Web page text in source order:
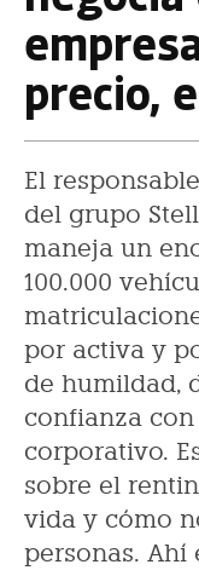
precio,
El
del grupo
maneja un
100.000
por activa y
de humildad,
confianza
corporativo.
sobre el
vida y cómo
personas. Ahí